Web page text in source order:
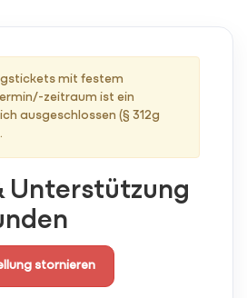
mit festem
zeitraum ist ein
ausgeschlossen (§ 312g
Unterstützung
stornieren